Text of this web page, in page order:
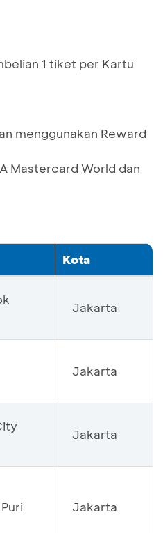
1 tiket per Kartu
menggunakan Reward
Mastercard World dan
Kota
Jakarta
Jakarta
Jakarta
Jakarta